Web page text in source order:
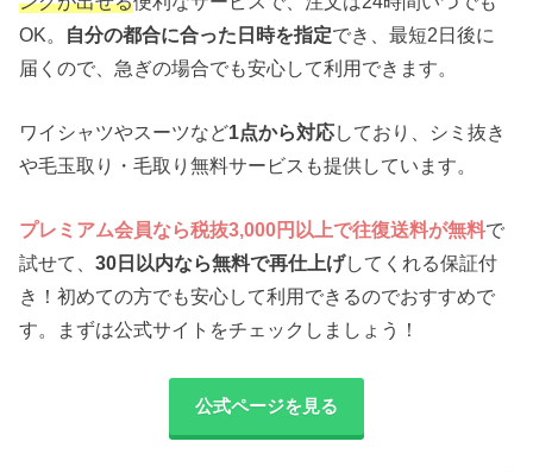
OK。 自分の都合に合った日時を指定でき、最短2日後に
届くので、急ぎの場合でも安心して利用できます。
ワイシャツやスーツなど1点から対応しており、シミ抜き
や毛玉取り・毛取り無料サービスも提供しています。
プレミアム会員なら税抜3,000円以上で往復送料が無料で
試せて、30日以内なら無料で再仕上げしてくれる保証付
き！初めての方でも安心して利用できるのでおすすめで
す。まずは公式サイトをチェックしましょう！
公式ページを見る